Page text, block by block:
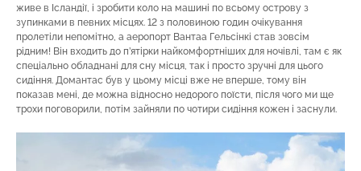
живе в Ісландії, і зробити коло на машині по всьому острову з
зупинками в певних місцях. 12 з половиною годин очікування
пролетіли непомітно, а аеропорт Вантаа Гельсінкі став зовсім
рідним! Він входить до п’ятірки найкомфортніших для ночівлі, там є як
спеціально обладнані для сну місця, так і просто зручні для цього
сидіння. Домантас був у цьому місці вже не вперше, тому він
показав мені, де можна відносно недорого поїсти, після чого ми ще
трохи поговорили, потім зайняли по чотири сидіння кожен і заснули.